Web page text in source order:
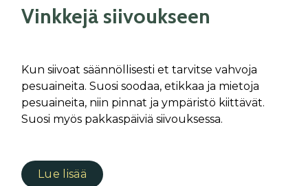
Vinkkejä siivoukseen
Kun siivoat säännöllisesti et tarvitse vahvoja
pesuaineita. Suosi soodaa, etikkaa ja mietoja
pesuaineita, niin pinnat ja ympäristö kiittävät.
Suosi myös pakkaspäiviä siivouksessa.
Lue lisää